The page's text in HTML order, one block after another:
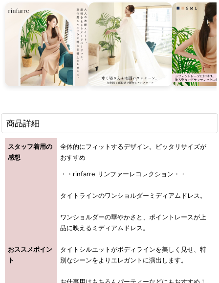
商品詳細
スタッフ着用の
感想
全体的にフィットするデザイン。ピッタリサイズが
おすすめ
おススメポイン
ト
・・rinfarre リンファーレコレクション・・
タイトラインのワンショルダーミディアムドレス。
ワンショルダーの華やかさと、ポイントレースが上
品に映えるミディアムドレス。
タイトシルエットがボディラインを美しく見せ、特
別なシーンをよりエレガントに演出します。